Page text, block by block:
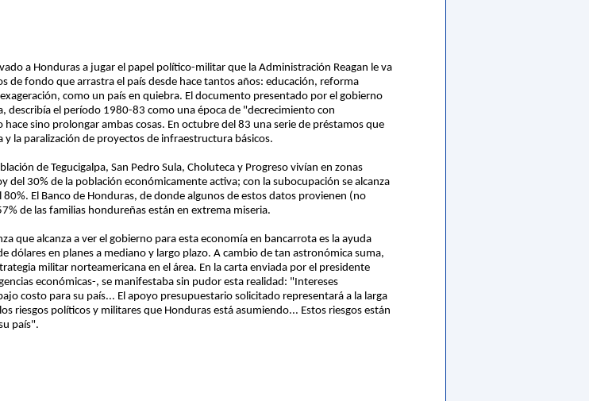
a Honduras a jugar el papel político-militar que la Administración Reagan le va
de fondo que arrastra el país desde hace tantos años: educación, reforma
como un país en quiebra. El documento presentado por el gobierno
describía el período 1980-83 como una época de "decrecimiento con
sino prolongar ambas cosas. En octubre del 83 una serie de préstamos que
la paralización de proyectos de infraestructura básicos.
de Tegucigalpa, San Pedro Sula, Choluteca y Progreso vivían en zonas
del 30% de la población económicamente activa; con la subocupación se alcanza
El Banco de Honduras, de donde algunos de estos datos provienen (no
de las familias hondureñas están en extrema miseria.
que alcanza a ver el gobierno para esta economía en bancarrota es la ayuda
dólares en planes a mediano y largo plazo. A cambio de tan astronómica suma,
militar norteamericana en el área. En la carta enviada por el presidente
económicas-, se manifestaba sin pudor esta realidad: "Intereses
costo para su país... El apoyo presupuestario solicitado representará a la larga
riesgos políticos y militares que Honduras está asumiendo... Estos riesgos están
país".